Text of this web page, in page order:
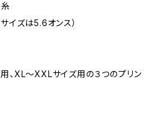
イズは5.6オンス）
、XL～XXLサイズ用の３つのプリン